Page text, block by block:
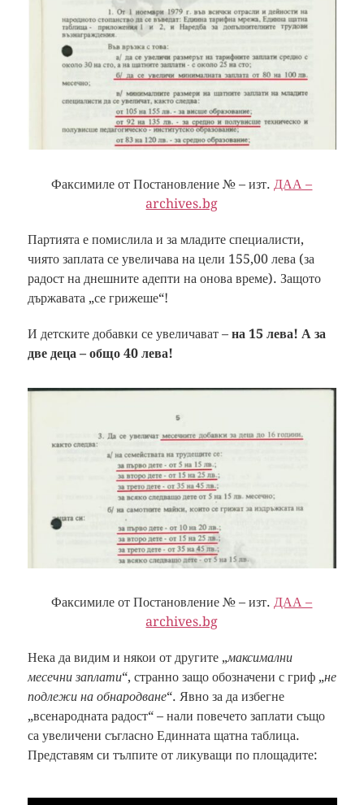
Факсимиле от Постановление № – изт. ДАА –
archives.bg
Партията е помислила и за младите специалисти,
чиято заплата се увеличава на цели 155,00 лева (за
радост на днешните адепти на онова време). Защото
държавата „се грижеше“!
И детските добавки се увеличават – на 15 лева! А за
две деца – общо 40 лева!
Факсимиле от Постановление № – изт. ДАА –
archives.bg
Нека да видим и някои от другите „максимални
месечни заплати“, странно защо обозначени с гриф „не
подлежи на обнародване“. Явно за да избегне
„всенародната радост“ – нали повечето заплати също
са увеличени съгласно Единната щатна таблица.
Представям си тълпите от ликуващи по площадите: